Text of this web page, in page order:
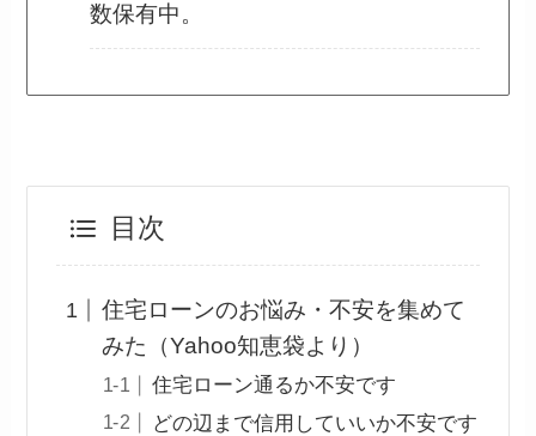
数保有中。
目次
住宅ローンのお悩み・不安を集めて
みた（Yahoo知恵袋より）
住宅ローン通るか不安です
どの辺まで信用していいか不安です